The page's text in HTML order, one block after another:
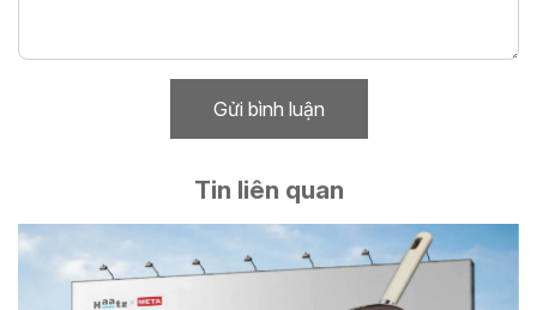
Gửi bình luận
Tin liên quan